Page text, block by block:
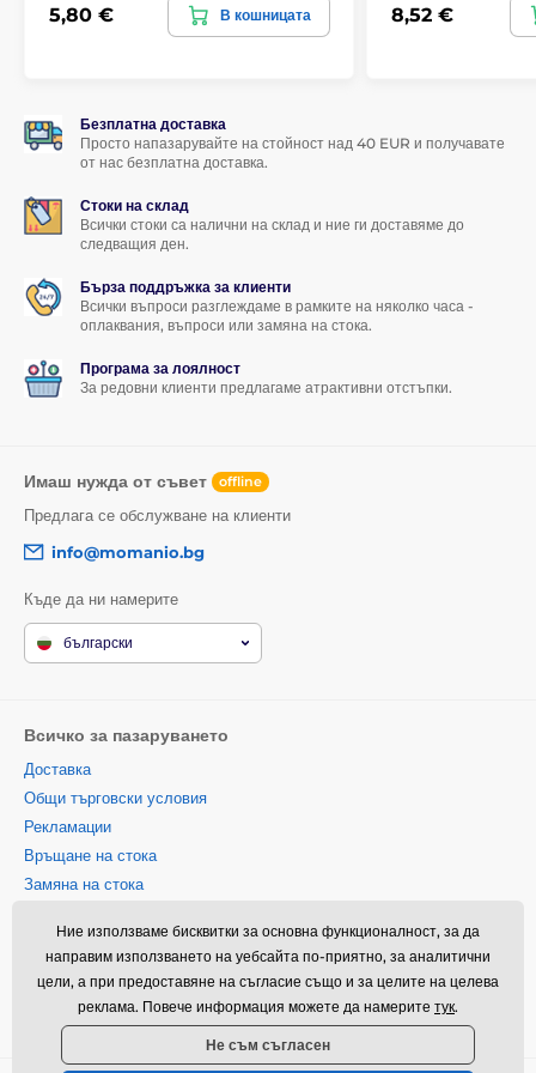
1x защитно закалено стъкло
5,80 € В кошницата 8,52 €
Безплатна доставка
Просто напазарувайте на стойност над 40 EUR и получавате
от нас безплатна доставка.
Стоки на склад
Всички стоки са налични на склад и ние ги доставяме до
следващия ден.
Бърза поддръжка за клиенти
Всички въпроси разглеждаме в рамките на няколко часа -
оплаквания, въпроси или замяна на стока.
Програма за лоялност
За редовни клиенти предлагаме атрактивни отстъпки.
Имаш нужда от съвет offline
Предлага се обслужване на клиенти
info@momanio.bg
Къде да ни намерите
български
Всичко за пазаруването
Доставка
Общи търговски условия
Рекламации
Връщане на стока
Замяна на стока
бисквитки
Информация за контакт
Информация за обработването
на лични данни
Ние използваме бисквитки за основна функционалност, за да
направим използването на уебсайта по-приятно, за аналитични
цели, а при предоставяне на съгласие също и за целите на целева
реклама. Повече информация можете да намерите тук.
Не съм съгласен